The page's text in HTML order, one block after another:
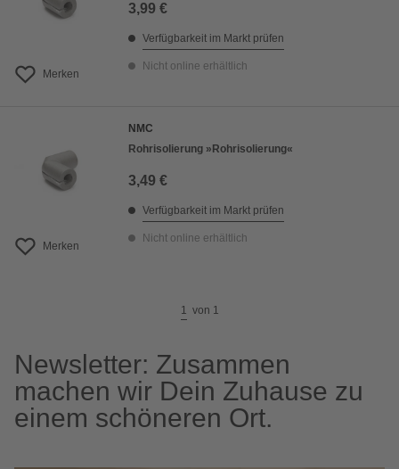
Merken
3,99 €
Verfügbarkeit im Markt prüfen
Nicht online erhältlich
Merken
NMC
Rohrisolierung »Rohrisolierung«
3,49 €
Verfügbarkeit im Markt prüfen
Nicht online erhältlich
1 von 1
Newsletter: Zusammen
machen wir Dein Zuhause zu
einem schöneren Ort.